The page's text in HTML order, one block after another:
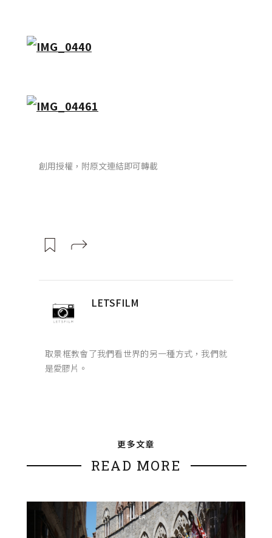
創用授權，附原文連結即可轉載
LETSFILM
取景框教會了我們看世界的另一種方式，我們就
是愛膠片。
更多文章
READ MORE